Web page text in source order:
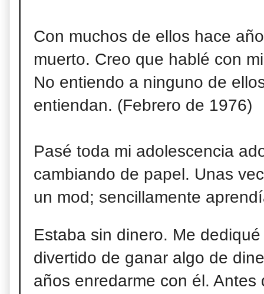
Con muchos de ellos hace
muerto. Creo que hablé con
No entiendo a ninguno de
entiendan. (Febrero de 1976)
Pasé toda mi adolescencia
cambiando de papel. Unas
un mod; sencillamente
Estaba sin dinero. Me
divertido de ganar algo de
años enredarme con él.